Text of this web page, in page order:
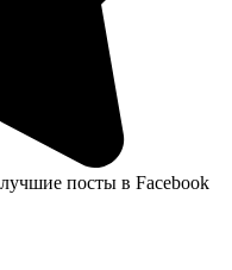
посты в Facebook